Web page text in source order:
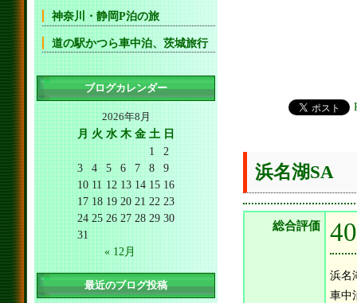
浜名湖SA
総合評価
浜名
車中
神奈川・静岡P泊の旅
道の駅かつら車中泊、茨城旅行
ブログカレンダー
2026年8月
月 火 水 木 金 土 日
1
2
3
4 5 6 7 8
9
10 11 12 13 14 15 16
17 18 19 20 21 22 23
24 25 26 27 28 29 30
31
« 12月
最近のブログ投稿